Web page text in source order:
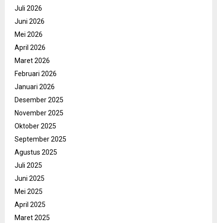
Juli 2026
Juni 2026
Mei 2026
April 2026
Maret 2026
Februari 2026
Januari 2026
Desember 2025
November 2025
Oktober 2025
September 2025
Agustus 2025
Juli 2025
Juni 2025
Mei 2025
April 2025
Maret 2025